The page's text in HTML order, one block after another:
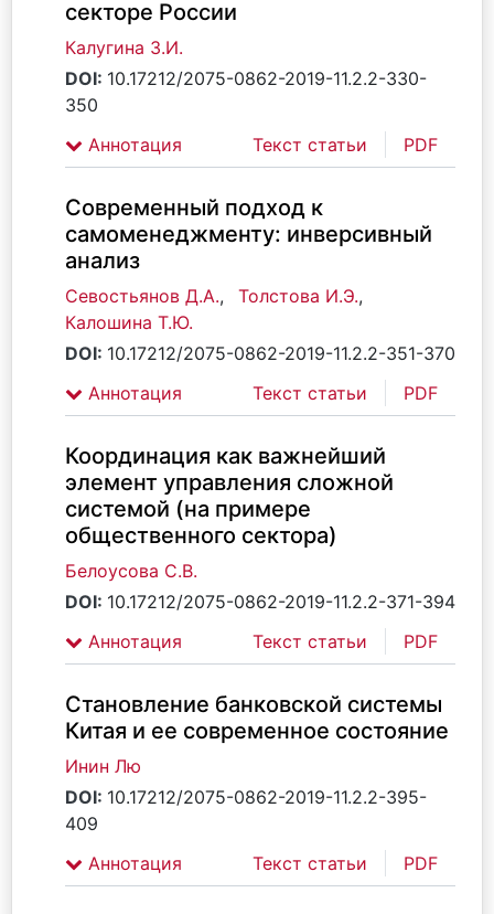
секторе России
Калугина З.И.
DOI: 10.17212/2075-0862-2019-11.2.2-330-
350
Аннотация
Текст статьи PDF
Современный подход к
самоменеджменту: инверсивный
анализ
Севостьянов Д.А., Толстова И.Э.,
Калошина Т.Ю.
DOI: 10.17212/2075-0862-2019-11.2.2-351-370
Аннотация
Текст статьи PDF
Координация как важнейший
элемент управления сложной
системой (на примере
общественного сектора)
Белоусова С.В.
DOI: 10.17212/2075-0862-2019-11.2.2-371-394
Аннотация
Текст статьи PDF
Становление банковской системы
Китая и ее современное состояние
Инин Лю
DOI: 10.17212/2075-0862-2019-11.2.2-395-
409
Аннотация
Текст статьи PDF